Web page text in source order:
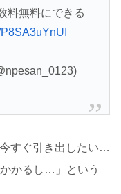
料無料にできる
すぐ引き出したい…
かるし…」という